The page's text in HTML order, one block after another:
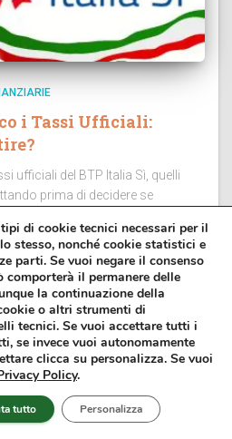
i Tassi Ufficiali:
ufficiali del BTP Italia Sì, quelli
prima di decidere se
garantiti e il collocamento...
di cookie tecnici necessari per il
stesso, nonché cookie statistici e
parti. Se vuoi negare il consenso
il permanere delle
la continuazione della
o altri strumenti di
tecnici. Se vuoi accettare tutti i
se invece vuoi autonomamente
clicca su personalizza. Se vuoi
Policy.
tutto Personalizza